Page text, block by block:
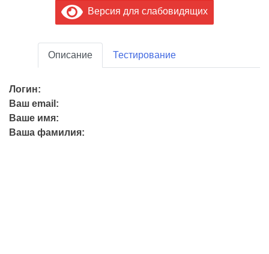
Версия для слабовидящих
Описание Тестирование
Логин:
Ваш email:
Ваше имя:
Ваша фамилия: